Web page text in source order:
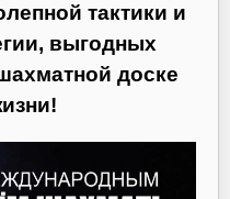
тактики и
выгодных
доске